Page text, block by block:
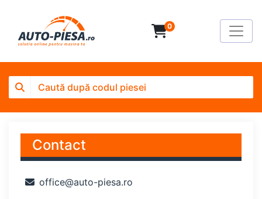
0
Contact
office@auto-piesa.ro